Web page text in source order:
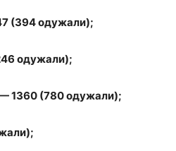
(394 одужали);
одужали);
— 1360 (780 одужали);